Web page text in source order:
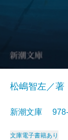
松嶋智左／著
新潮文庫
文庫電子書籍あり